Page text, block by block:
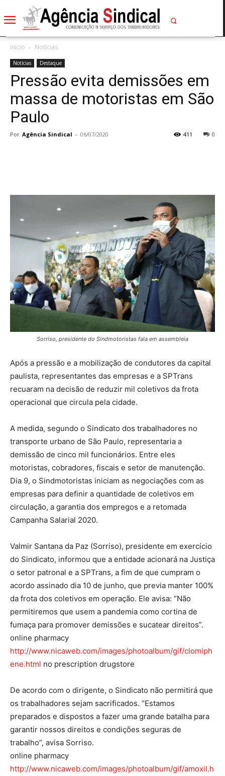
Início Notícias
Notícias Destaque
Pressão evita demissões em
massa de motoristas em São
Paulo
Por Agência Sindical - 06/07/2020 0
411
Sorriso, presidente do Sindmotoristas fala em assembleia
Após a pressão e a mobilização de condutores da capital
paulista, representantes das empresas e a SPTrans
recuaram na decisão de reduzir mil coletivos da frota
operacional que circula pela cidade.
A medida, segundo o Sindicato dos trabalhadores no
transporte urbano de São Paulo, representaria a
demissão de cinco mil funcionários. Entre eles
motoristas, cobradores, fiscais e setor de manutenção.
Dia 9, o Sindmotoristas iniciam as negociações com as
empresas para definir a quantidade de coletivos em
circulação, a garantia dos empregos e a retomada
Campanha Salarial 2020.
Valmir Santana da Paz (Sorriso), presidente em exercício
do Sindicato, informou que a entidade acionará na Justiça
o setor patronal e a SPTrans, a fim de que cumpram o
acordo assinado dia 10 de junho, que previa manter 100%
da frota dos coletivos em operação. Ele avisa: “Não
permitiremos que usem a pandemia como cortina de
fumaça para promover demissões e sucatear direitos”.
online pharmacy
http://www.nicaweb.com/images/photoalbum/gif/clomiph
ene.html no prescription drugstore
De acordo com o dirigente, o Sindicato não permitirá que
os trabalhadores sejam sacrificados. “Estamos
preparados e dispostos a fazer uma grande batalha para
garantir nossos direitos e condições seguras de
trabalho”, avisa Sorriso.
online pharmacy
http://www.nicaweb.com/images/photoalbum/gif/amoxil.h